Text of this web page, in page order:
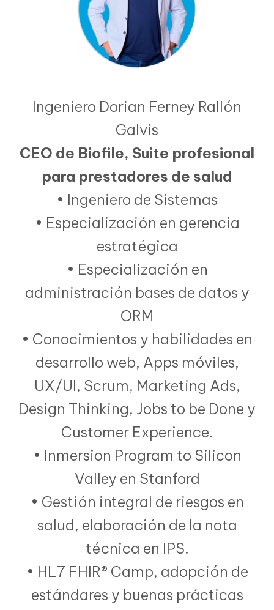
Ingeniero Dorian Ferney Rallón
Galvis
CEO de Biofile, Suite profesional
para prestadores de salud
• Ingeniero de Sistemas
• Especialización en gerencia
estratégica
• Especialización en
administración bases de datos y
ORM
• Conocimientos y habilidades en
desarrollo web, Apps móviles,
UX/UI, Scrum, Marketing Ads,
Design Thinking, Jobs to be Done y
Customer Experience.
• Inmersion Program to Silicon
Valley en Stanford
• Gestión integral de riesgos en
salud, elaboración de la nota
técnica en IPS.
• HL7 FHIR® Camp, adopción de
estándares y buenas prácticas